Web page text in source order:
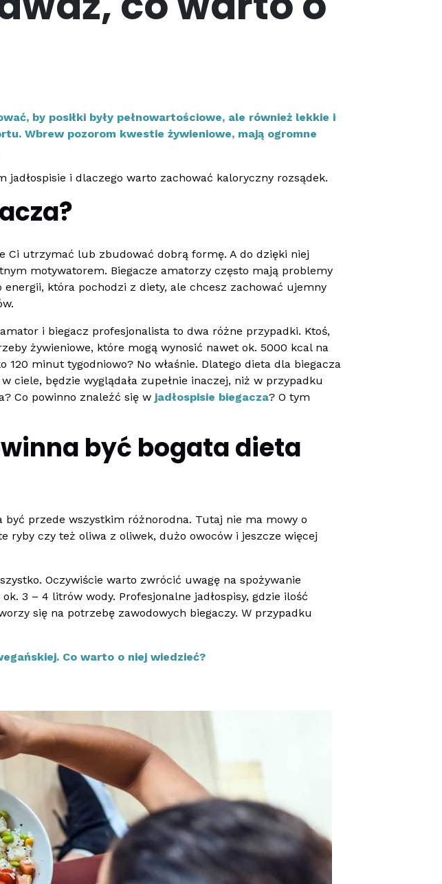
by posiłki były pełnowartościowe, ale również lekkie i
Wbrew pozorom kwestie żywieniowe, mają ogromne
i dlaczego warto zachować kaloryczny rozsądek.
Ci utrzymać lub zbudować dobrą formę. A do dzięki niej
motywatorem. Biegacze amatorzy często mają problemy
która pochodzi z diety, ale chcesz zachować ujemny
i biegacz profesjonalista to dwa różne przypadki. Ktoś,
żywieniowe, które mogą wynosić nawet ok. 5000 kcal na
minut tygodniowo? No właśnie. Dlatego dieta dla biegacza
będzie wyglądała zupełnie inaczej, niż w przypadku
Co powinno znaleźć się w jadłospisie biegacza? O tym
być bogata dieta
być przede wszystkim różnorodna. Tutaj nie ma mowy o
ryby czy też oliwa z oliwek, dużo owoców i jeszcze więcej
Oczywiście warto zwrócić uwagę na spożywanie
3 – 4 litrów wody. Profesjonalne jadłospisy, gdzie ilość
się na potrzebę zawodowych biegaczy. W przypadku
Co warto o niej wiedzieć?